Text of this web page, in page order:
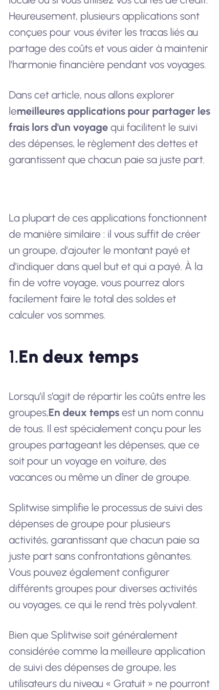
Heureusement, plusieurs applications sont
conçues pour vous éviter les tracas liés au
partage des coûts et vous aider à maintenir
l'harmonie financière pendant vos voyages.
Dans cet article, nous allons explorer
lemeilleures applications pour partager les
frais lors d'un voyagequi facilitent le suivi
des dépenses, le règlement des dettes et
garantissent que chacun paie sa juste part.
La plupart de ces applications fonctionnent
de manière similaire : il vous suffit de créer
un groupe, d'ajouter le montant payé et
d'indiquer dans quel but et qui a payé. À la
fin de votre voyage, vous pourrez alors
facilement faire le total des soldes et
calculer vos sommes.
1.En deux temps
Lorsqu’il s’agit de répartir les coûts entre les
groupes,En deux tempsest un nom connu
de tous. Il est spécialement conçu pour les
groupes partageant les dépenses, que ce
soit pour un voyage en voiture, des
vacances ou même un dîner de groupe.
Splitwise simplifie le processus de suivi des
dépenses de groupe pour plusieurs
activités, garantissant que chacun paie sa
juste part sans confrontations gênantes.
Vous pouvez également configurer
différents groupes pour diverses activités
ou voyages, ce qui le rend très polyvalent.
Bien que Splitwise soit généralement
considérée comme la meilleure application
de suivi des dépenses de groupe, les
utilisateurs du niveau « Gratuit » ne pourront